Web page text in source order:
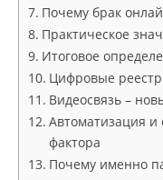
Почему брак
Практическое
Итоговое
Цифровые
Видеосвязь –
Автоматизация и
фактора
Почему именно